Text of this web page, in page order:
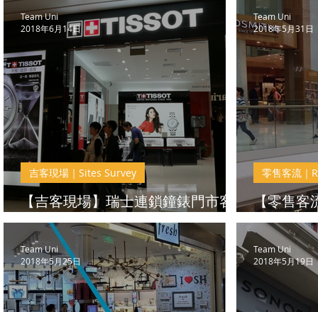
【吉客現場】瑞士連鎖鐘錶門市客
流解決方案
吉客現場｜Sites Survey
Team Uni
2018年6月14日
【零售客
市經營
零售客流｜
Team Uni
2018年5月31日
Team Uni
2018年5月25日
Team Uni
2018年5月19日